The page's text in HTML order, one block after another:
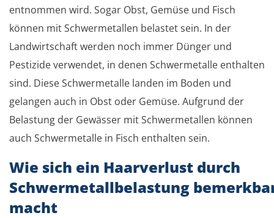
entnommen wird. Sogar Obst, Gemüse und Fisch
können mit Schwermetallen belastet sein. In der
Landwirtschaft werden noch immer Dünger und
Pestizide verwendet, in denen Schwermetalle enthalten
sind. Diese Schwermetalle landen im Boden und
gelangen auch in Obst oder Gemüse. Aufgrund der
Belastung der Gewässer mit Schwermetallen können
auch Schwermetalle in Fisch enthalten sein.
Wie sich ein Haarverlust durch
Schwermetallbelastung
macht